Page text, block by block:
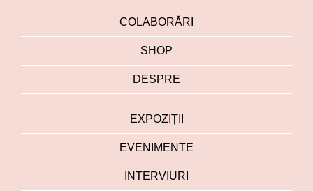
COLABORĂRI
SHOP
DESPRE
EXPOZIȚII
EVENIMENTE
INTERVIURI